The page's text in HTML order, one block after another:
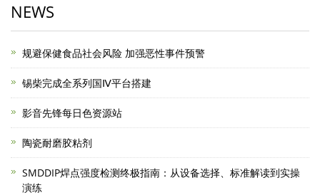
NEWS
规避保健食品社会风险 加强恶性事件预警
锡柴完成全系列国Ⅳ平台搭建
影音先锋每日色资源站
陶瓷耐磨胶粘剂
SMDDIP焊点强度检测终极指南：从设备选择、标准解读到实操
演练